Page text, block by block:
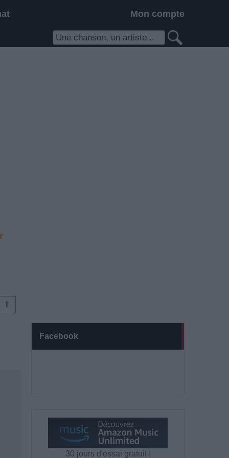
Mon compte
Facebook
30 jours d'essai gratuit !
⇑